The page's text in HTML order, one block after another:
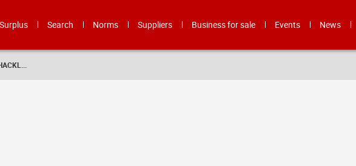
Surplus Search Norms Suppliers Business for sale Events News